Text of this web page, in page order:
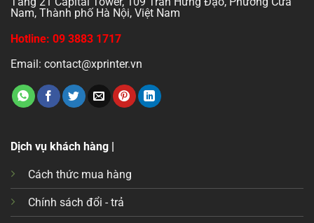
Nam, Thành phố Hà Nội, Việt Nam
Hotline: 09 3883 1717
Email: contact@xprinter.vn
Dịch vụ khách hàng |
Cách thức mua hàng
Chính sách đổi - trả